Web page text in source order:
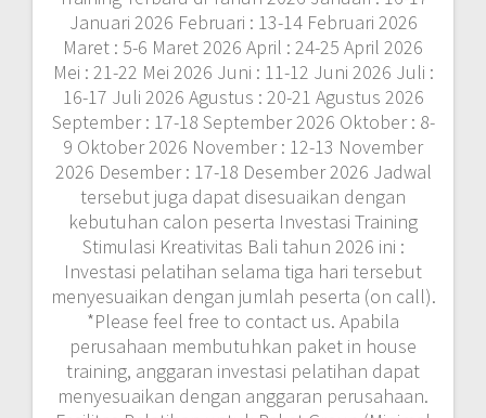
Januari 2026 Februari : 13-14 Februari 2026
Maret : 5-6 Maret 2026 April : 24-25 April 2026
Mei : 21-22 Mei 2026 Juni : 11-12 Juni 2026 Juli :
16-17 Juli 2026 Agustus : 20-21 Agustus 2026
September : 17-18 September 2026 Oktober : 8-
9 Oktober 2026 November : 12-13 November
2026 Desember : 17-18 Desember 2026 Jadwal
tersebut juga dapat disesuaikan dengan
kebutuhan calon peserta Investasi Training
Stimulasi Kreativitas Bali tahun 2026 ini :
Investasi pelatihan selama tiga hari tersebut
menyesuaikan dengan jumlah peserta (on call).
*Please feel free to contact us. Apabila
perusahaan membutuhkan paket in house
training, anggaran investasi pelatihan dapat
menyesuaikan dengan anggaran perusahaan.